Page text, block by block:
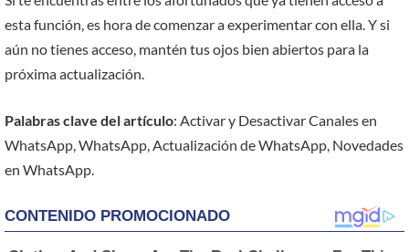
esta función, es hora de comenzar a experimentar con ella. Y si
aún no tienes acceso, mantén tus ojos bien abiertos para la
próxima actualización.
Palabras clave del artículo: Activar y Desactivar Canales en
WhatsApp, WhatsApp, Actualización de WhatsApp, Novedades
en WhatsApp.